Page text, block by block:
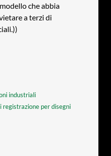
che abbia
a terzi di
industriali
per disegni